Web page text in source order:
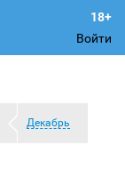
Войти
Декабрь